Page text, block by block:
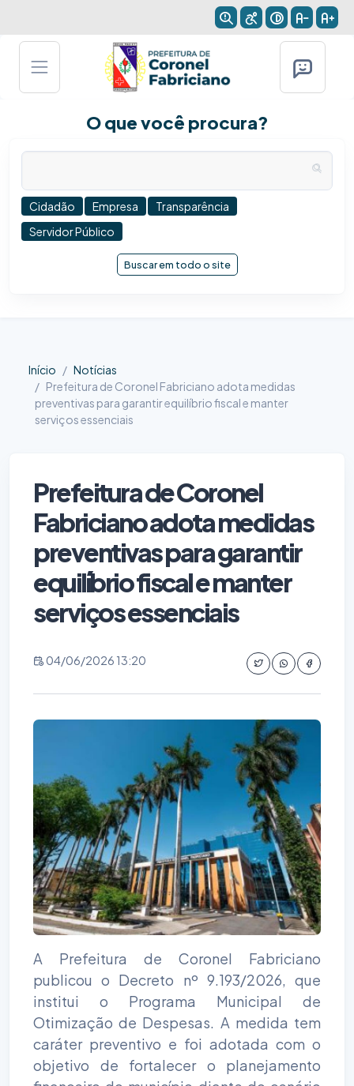
O que você procura?
Cidadão Empresa
Transparência
Servidor Público
Buscar em todo o site
Início
Notícias
Prefeitura de Coronel Fabriciano adota medidas
preventivas para garantir equilíbrio fiscal e manter
serviços essenciais
Prefeitura de Coronel
Fabriciano adota medidas
preventivas para garantir
equilíbrio fiscal e manter
serviços essenciais
04/06/2026 13:20
A Prefeitura de Coronel Fabriciano
publicou o Decreto nº 9.193/2026, que
institui o Programa Municipal de
Otimização de Despesas. A medida tem
caráter preventivo e foi adotada com o
objetivo de fortalecer o planejamento